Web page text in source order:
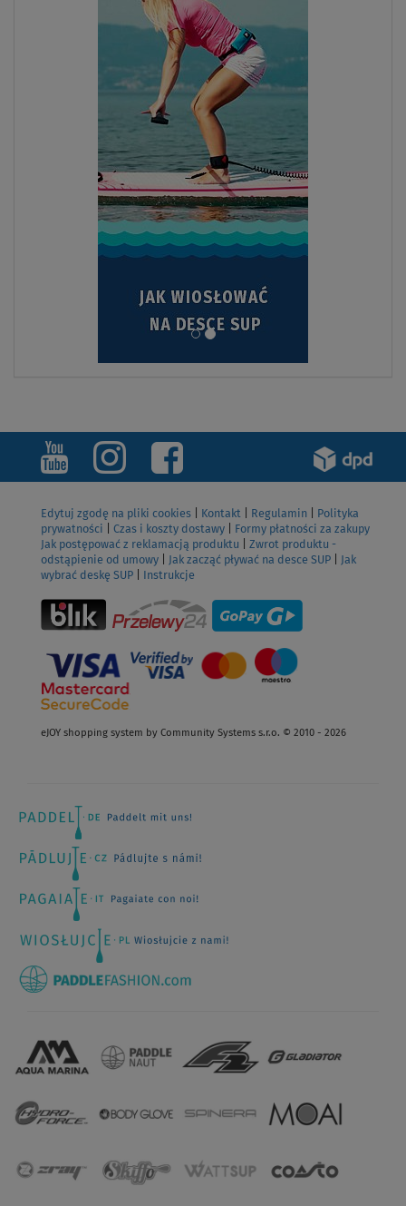
Edytuj zgodę na pliki cookies Kontakt Regulamin
Polityka
prywatności
Czas i koszty dostawy
Formy płatności za zakupy
Jak postępować z reklamacją produktu
Zwrot produktu -
odstąpienie od umowy
Jak zacząć pływać na desce SUP
Jak
wybrać deskę SUP
Instrukcje
eJOY shopping system by Community Systems s.r.o. © 2010 - 2026